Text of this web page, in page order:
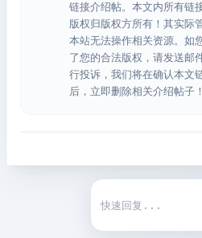
链接介绍帖。本文内所有链
版权归版权方所有！其实际
本站无法操作相关资源。如
了您的合法版权，请发送邮
行投诉，我们将在确认本文
后，立即删除相关介绍帖子！
快捷回复